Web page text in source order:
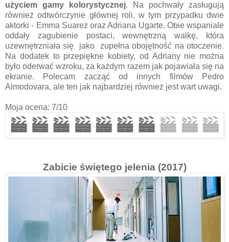
użyciem gamy kolorystycznej. Na pochwały zasługują
również odtwórczynie głównej roli, w tym przypadku dwie
aktorki - Emma Suarez oraz Adriana Ugarte. Obie wspaniale
oddały zagubienie postaci, wewnętrzną walkę, która
uzewnętrzniała się jako zupełna obojętność na otoczenie.
Na dodatek to przepiękne kobiety, od Adriany nie można
było oderwać wzroku, za każdym razem jak pojawiała się na
ekranie. Polecam zacząć od innych filmów Pedro
Almodovara, ale ten jak najbardziej również jest wart uwagi.
Moja ocena: 7/10
Zabicie świętego jelenia (2017)